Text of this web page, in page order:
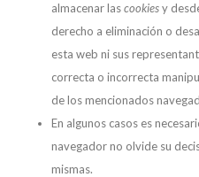
almacenar lascookiesy
derecho a eliminación o
esta web ni sus
correcta o incorrecta
de los mencionados
En algunos casos es
navegador no olvide su
mismas.